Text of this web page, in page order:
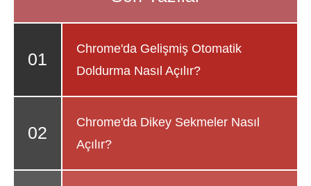
Chrome'da Gelişmiş Otomatik
Doldurma Nasıl Açılır?
Chrome'da Dikey Sekmeler Nasıl
Açılır?